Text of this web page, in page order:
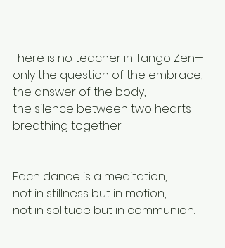
There is no teacher in Tango Zen—
only the question of the embrace,
the answer of the body,
the silence between two hearts
breathing together.
Each dance is a meditation,
not in stillness but in motion,
not in solitude but in communion.